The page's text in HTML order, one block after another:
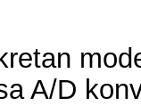
A/D